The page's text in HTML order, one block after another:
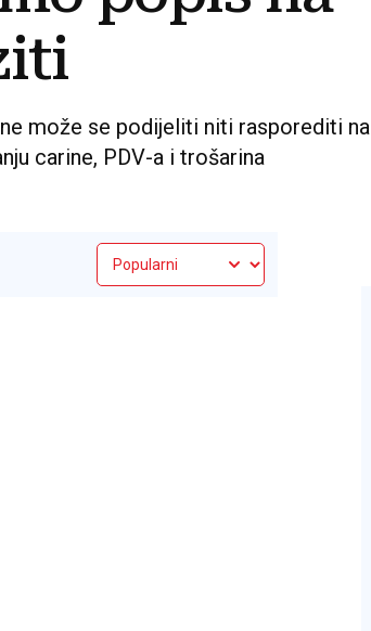
može se podijeliti niti rasporediti na
carine, PDV-a i trošarina